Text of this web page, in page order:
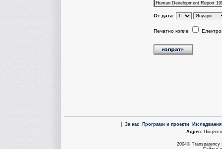
От дата:
Печатно копие
За нас Програми и проекти
Aдрес:
2004© Transparency